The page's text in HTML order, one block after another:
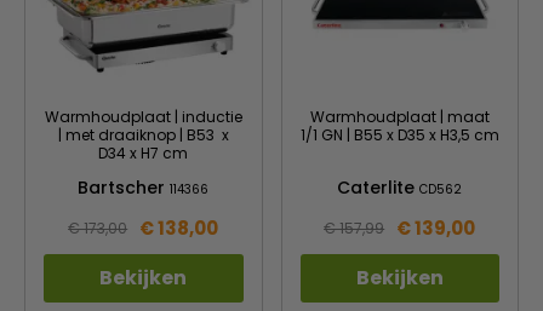
Warmhoudplaat | inductie
| met draaiknop | B53 x
D34 x H7 cm
Bartscher114366
€ 173,00 € 138,00
Bekijken
Warmhoudplaat | maat
1/1 GN | B55 x D35 x H3,5 cm
CaterliteCD562
€ 157,99 € 139,00
Bekijken